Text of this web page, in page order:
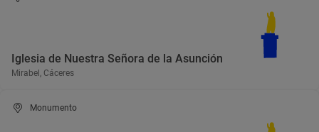
Iglesia de Nuestra Señora de la Asunción
Mirabel, Cáceres
Monumento